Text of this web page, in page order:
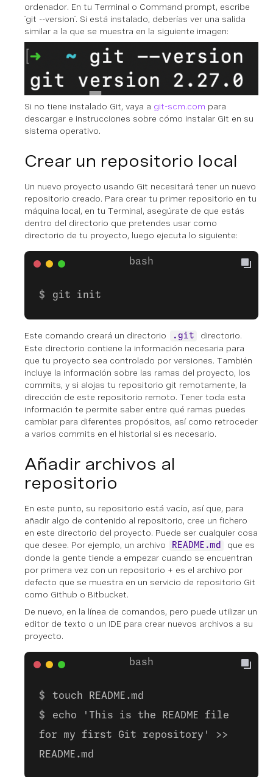
ordenador. En tu Terminal o Command prompt, escribe
`git --version`. Si está instalado, deberías ver una salida
similar a la que se muestra en la siguiente imagen:
Si no tiene instalado Git, vaya a git-scm.com para
descargar e instrucciones sobre cómo instalar Git en su
sistema operativo.
Crear un repositorio local
Un nuevo proyecto usando Git necesitará tener un nuevo
repositorio creado. Para crear tu primer repositorio en tu
máquina local, en tu Terminal, asegúrate de que estás
dentro del directorio que pretendes usar como
directorio de tu proyecto, luego ejecuta lo siguiente:
git init
Este comando creará un directorio .git
directorio.
Este directorio contiene la información necesaria para
que tu proyecto sea controlado por versiones. También
incluye la información sobre las ramas del proyecto, los
commits, y si alojas tu repositorio git remotamente, la
dirección de este repositorio remoto. Tener toda esta
información te permite saber entre qué ramas puedes
cambiar para diferentes propósitos, así como retroceder
a varios commits en el historial si es necesario.
Añadir archivos al
repositorio
En este punto, su repositorio está vacío, así que, para
añadir algo de contenido al repositorio, cree un fichero
en este directorio del proyecto. Puede ser cualquier cosa
que desee. Por ejemplo, un archivo
README.md
que es
donde la gente tiende a empezar cuando se encuentran
por primera vez con un repositorio + es el archivo por
defecto que se muestra en un servicio de repositorio Git
como Github o Bitbucket.
De nuevo, en la línea de comandos, pero puede utilizar un
editor de texto o un IDE para crear nuevos archivos a su
proyecto.
touch README.md
echo 'This is the README file
for my first Git repository' >>
README.md